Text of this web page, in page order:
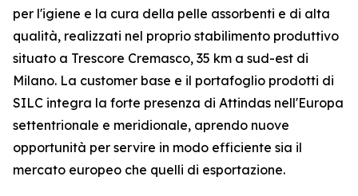
per l'igiene e la cura della pelle assorbenti e di alta
qualità, realizzati nel proprio stabilimento produttivo
situato a Trescore Cremasco, 35 km a sud-est di
Milano. La customer base e il portafoglio prodotti di
SILC integra la forte presenza di Attindas nell'Europa
settentrionale e meridionale, aprendo nuove
opportunità per servire in modo efficiente sia il
mercato europeo che quelli di esportazione.